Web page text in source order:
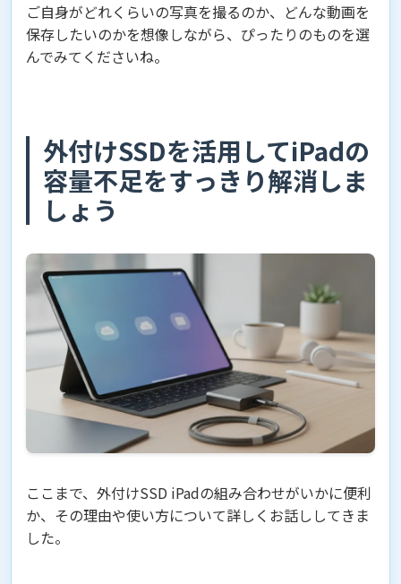
ご自身がどれくらいの写真を撮るのか、どんな動画を
保存したいのかを想像しながら、ぴったりのものを選
んでみてくださいね。
外付けSSDを活用してiPadの
容量不足をすっきり解消しま
しょう
ここまで、外付けSSD iPadの組み合わせがいかに便利
か、その理由や使い方について詳しくお話ししてきま
した。